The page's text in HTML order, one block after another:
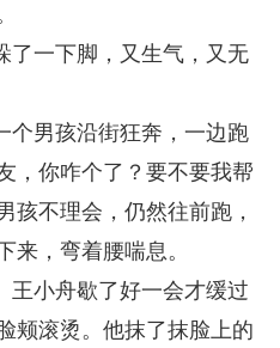
一下脚，又生气，又无
个男孩沿街狂奔，一边跑
，你咋个了？要不要我帮
孩不理会，仍然往前跑，
来，弯着腰喘息。
王小舟歇了好一会才缓过
颊滚烫。他抹了抹脸上的